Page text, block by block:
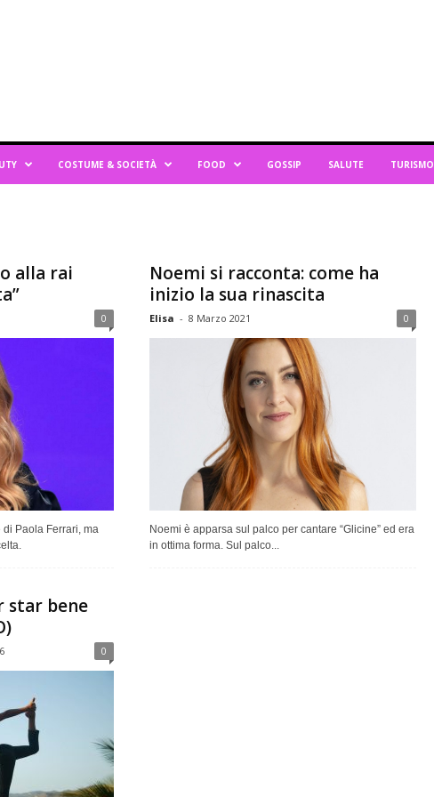
COSTUME & SOCIETÀ FOOD GOSSIP SALUTE TURISMO
alla rai
0
Paola Ferrari, ma
Noemi si racconta: come ha
inizio la sua rinascita
Elisa - 8 Marzo 2021 0
Noemi è apparsa sul palco per cantare “Glicine” ed era
in ottima forma. Sul palco...
star bene
0